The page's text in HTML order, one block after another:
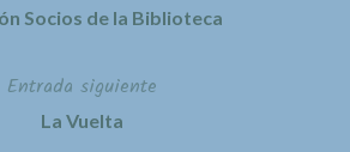
Socios de la Biblioteca
Entrada siguiente
La Vuelta